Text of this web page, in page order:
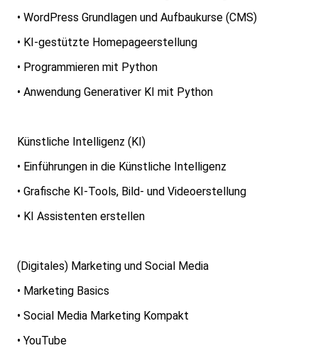
• WordPress Grundlagen und Aufbaukurse (CMS)
• KI-gestützte Homepageerstellung
• Programmieren mit Python
• Anwendung Generativer KI mit Python
Künstliche Intelligenz (KI)
• Einführungen in die Künstliche Intelligenz
• Grafische KI-Tools, Bild- und Videoerstellung
• KI Assistenten erstellen
(Digitales) Marketing und Social Media
• Marketing Basics
• Social Media Marketing Kompakt
• YouTube